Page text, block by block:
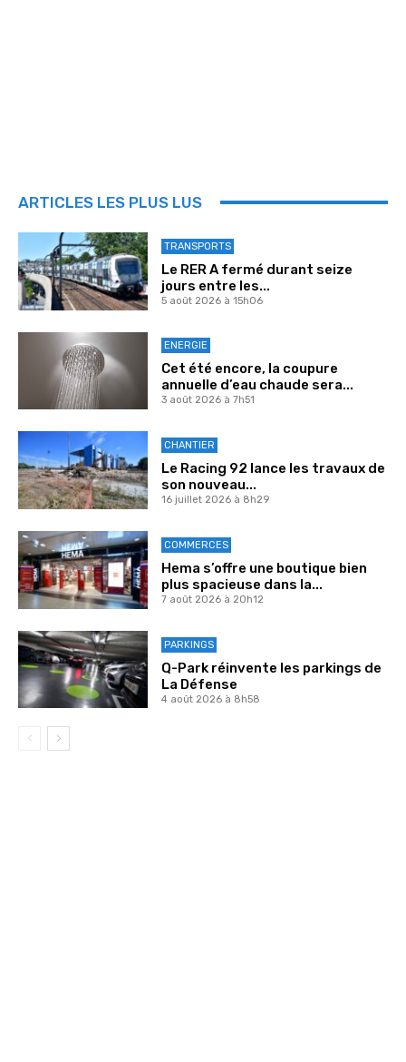
ARTICLES LES PLUS LUS
TRANSPORTS
Le RER A fermé durant seize
jours entre les...
5 août 2026 à 15h06
ENERGIE
Cet été encore, la coupure
annuelle d’eau chaude sera...
3 août 2026 à 7h51
CHANTIER
Le Racing 92 lance les travaux de
son nouveau...
16 juillet 2026 à 8h29
COMMERCES
Hema s’offre une boutique bien
plus spacieuse dans la...
7 août 2026 à 20h12
PARKINGS
Q-Park réinvente les parkings de
La Défense
4 août 2026 à 8h58